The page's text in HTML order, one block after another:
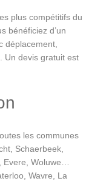
plus compétitifs du
bénéficiez d’un
déplacement,
Un devis gratuit est
les communes
Schaerbeek,
Woluwe…
Wavre, La